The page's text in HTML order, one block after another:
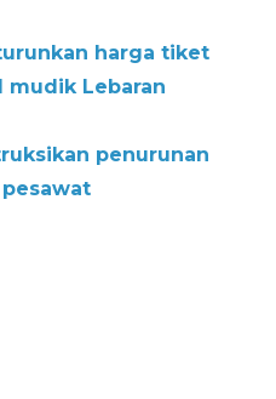
harga tiket
Lebaran
penurunan